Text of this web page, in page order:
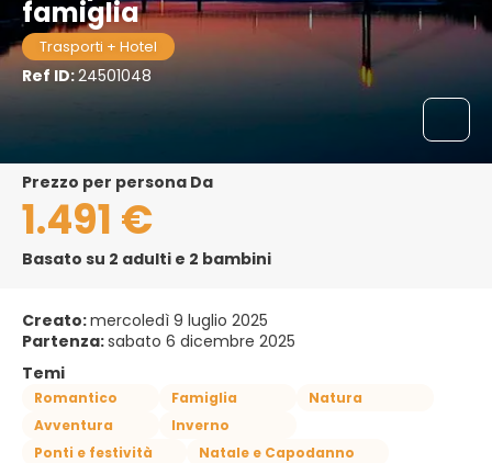
famiglia
Trasporti + Hotel
Ref ID:24501048
Prezzo per persona Da
1.491 €
Basato su 2 adulti e 2 bambini
Creato:mercoledì 9 luglio 2025
Partenza:sabato 6 dicembre 2025
Temi
Romantico Famiglia
Natura
Avventura
Inverno
Ponti e festività
Natale e Capodanno